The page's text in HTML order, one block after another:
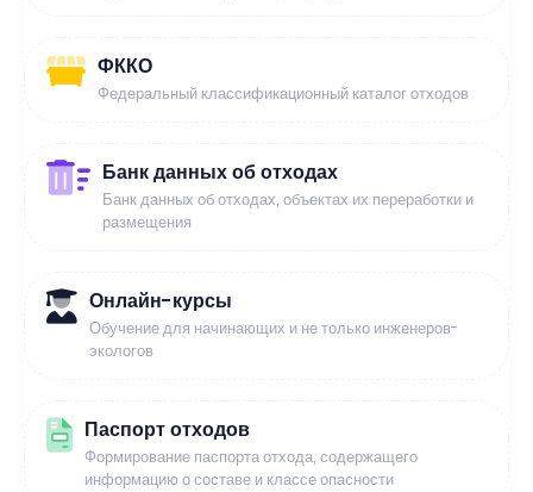
ФККО
Федеральный классификационный каталог отходов
Банк данных об отходах
Банк данных об отходах, объектах их переработки и
размещения
Онлайн-курсы
Обучение для начинающих и не только инженеров-
экологов
Паспорт отходов
Формирование паспорта отхода, содержащего
информацию о составе и классе опасности